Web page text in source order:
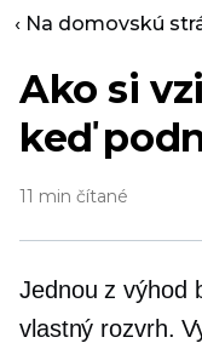
‹ Na domovskú
Ako si
keď
11 min čítané
Jednou z výhod
vlastný rozvrh.